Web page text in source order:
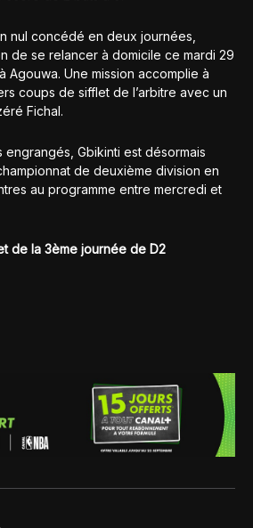
nul concédé en deux journées,
de se relancer à domicile ce mardi 29
Agouwa. Une mission accomplie à
coups de sifflet de l’arbitre avec un
Fichal.
Gbikinti est désormais
de deuxième division en
au programme entre mercredi et
de la 3ème journée de D2